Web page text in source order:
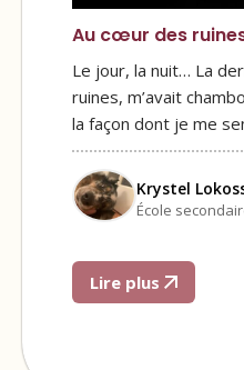
Au cœur des
Le jour, la nuit… La
ruines, m’avait
la façon dont je me
Krystel
École
Lire plus